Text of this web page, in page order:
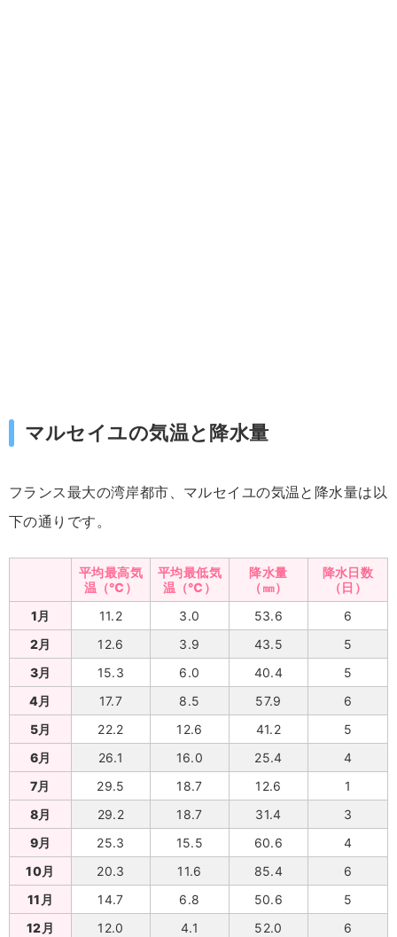
マルセイユの気温と降水量
フランス最大の湾岸都市、マルセイユの気温と降水量は以
下の通りです。
平均最高気
温（℃）
平均最低気
温（℃）
降水量
（㎜）
降水日数
（日）
1月
11.2 3.0 53.6
6
2月
12.6 3.9 43.5
5
3月
15.3 6.0 40.4
5
4月
17.7 8.5 57.9
6
5月
22.2 12.6 41.2
5
6月
26.1 16.0 25.4
4
7月
29.5 18.7 12.6
1
8月
29.2 18.7 31.4
3
9月
25.3 15.5 60.6
4
10月
20.3 11.6 85.4
6
11月
14.7 6.8 50.6
5
12月
12.0 4.1 52.0 6